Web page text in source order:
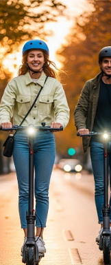
ומתנות לגבר שאוהב להיות
הדיסקרטית שמשנה את